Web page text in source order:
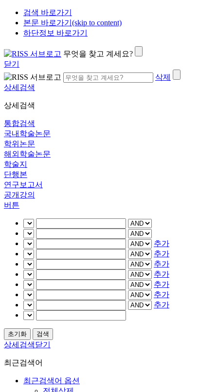
검색 바로가기
본문 바로가기(skip to content)
하단정보 바로가기
무엇을 찾고 계세요?
닫기
삭제
상세검색
상세검색
통합검색
국내학술논문
학위논문
해외학술논문
학술지
단행본
연구보고서
공개강의
버튼
추가
추가
추가
추가
추가
추가
추가
상세검색닫기
최근검색어
최근검색어 옵션